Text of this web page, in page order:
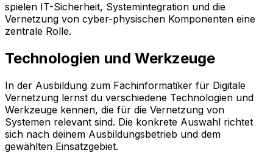
spielen IT-Sicherheit, Systemintegration und die
Vernetzung von cyber-physischen Komponenten eine
zentrale Rolle.
Technologien und Werkzeuge
In der Ausbildung zum Fachinformatiker für Digitale
Vernetzung lernst du verschiedene Technologien und
Werkzeuge kennen, die für die Vernetzung von
Systemen relevant sind. Die konkrete Auswahl richtet
sich nach deinem Ausbildungsbetrieb und dem
gewählten Einsatzgebiet.